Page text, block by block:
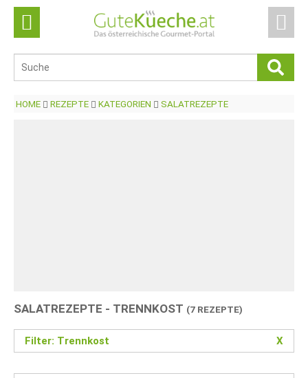
HOME REZEPTE KATEGORIEN SALATREZEPTE
SALATREZEPTE - TRENNKOST (7 REZEPTE)
Filter: Trennkost X